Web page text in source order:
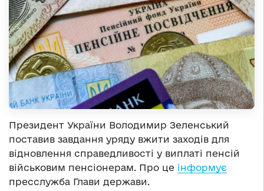
Президент України Володимир Зеленський
поставив завдання уряду вжити заходів для
відновлення справедливості у виплаті пенсій
військовим пенсіонерам. Про це інформує
пресслужба Глави держави.